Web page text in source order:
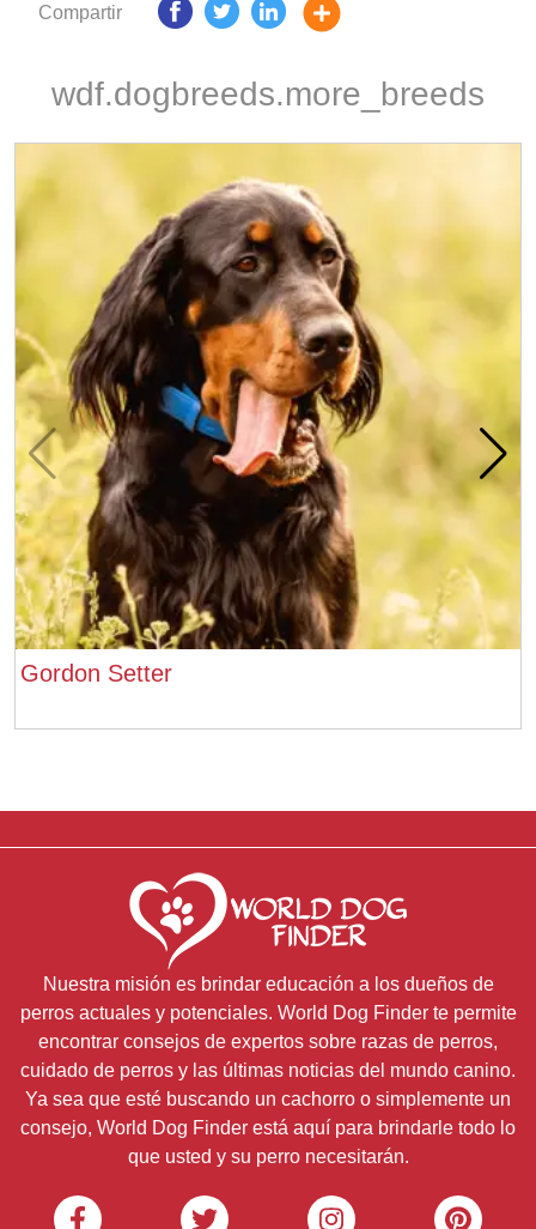
Compartir
wdf.dogbreeds.more_breeds
Gordon Setter
Nuestra misión es brindar educación a los dueños de
perros actuales y potenciales. World Dog Finder te permite
encontrar consejos de expertos sobre razas de perros,
cuidado de perros y las últimas noticias del mundo canino.
Ya sea que esté buscando un cachorro o simplemente un
consejo, World Dog Finder está aquí para brindarle todo lo
que usted y su perro necesitarán.